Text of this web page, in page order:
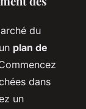
du
plan de
dans
un